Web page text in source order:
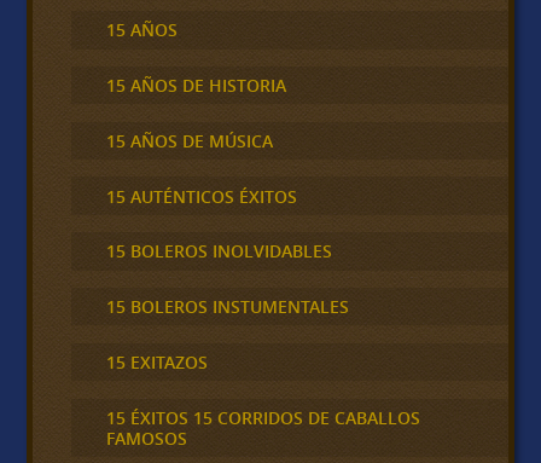
15 AÑOS
15 AÑOS DE HISTORIA
15 AÑOS DE MÚSICA
15 AUTÉNTICOS ÉXITOS
15 BOLEROS INOLVIDABLES
15 BOLEROS INSTUMENTALES
15 EXITAZOS
15 ÉXITOS 15 CORRIDOS DE CABALLOS
FAMOSOS